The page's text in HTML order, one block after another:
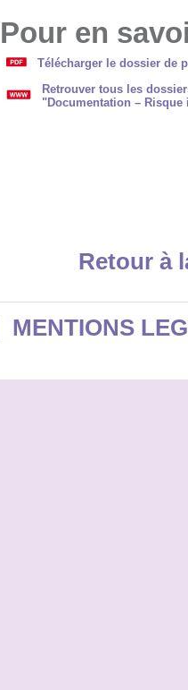
Pour en
Télécharger le dossier de
Retrouver tous les
"Documentation – Risque
Retour à
MENTIONS